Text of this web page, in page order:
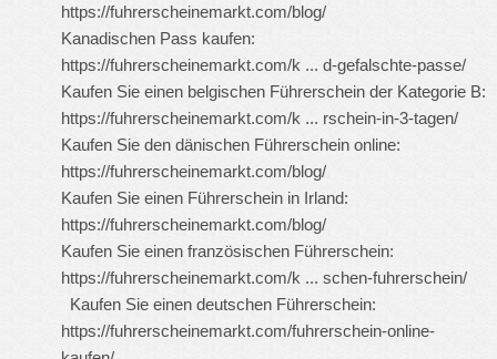
https://fuhrerscheinemarkt.com/blog/
Kanadischen Pass kaufen:
https://fuhrerscheinemarkt.com/k ... d-gefalschte-passe/
Kaufen Sie einen belgischen Führerschein der Kategorie B:
https://fuhrerscheinemarkt.com/k ... rschein-in-3-tagen/
Kaufen Sie den dänischen Führerschein online:
https://fuhrerscheinemarkt.com/blog/
Kaufen Sie einen Führerschein in Irland:
https://fuhrerscheinemarkt.com/blog/
Kaufen Sie einen französischen Führerschein:
https://fuhrerscheinemarkt.com/k ... schen-fuhrerschein/
Kaufen Sie einen deutschen Führerschein:
https://fuhrerscheinemarkt.com/fuhrerschein-online-